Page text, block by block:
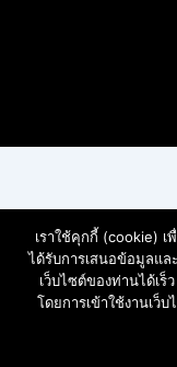
เราใช้คุกกี้ (cookie)
ได้รับการเสนอข้อมูลแล
เว็บไซต์ของท่านได้เร็
โดยการเข้าใช้งานเว็